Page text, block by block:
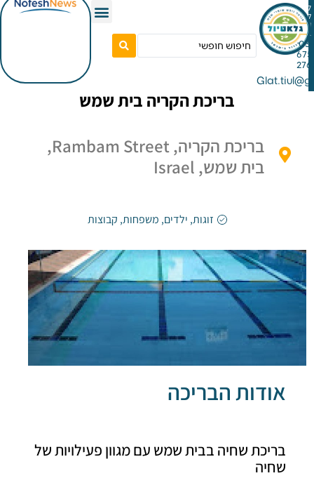
בריכת הקריה בית שמש
בריכת הקריה, Rambam Street,
בית שמש, Israel
ילדים,משפחות,קבוצות
הבריכה
שחיה בבית שמש עם מגוון פעילויות של